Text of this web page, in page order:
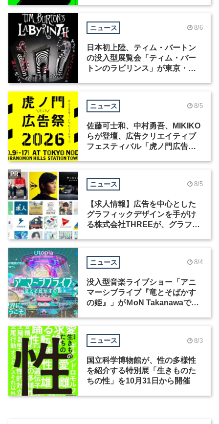
ニュース 8/6
日本初上陸、ティム・バートン
の没入型展覧会「ティム・バー
トンのラビリンス」が東京・豊
ニュース 8/5
佐藤可士和、中村勇吾、MIKIKO
らが登壇、広告クリエイティブ
フェスティバル「虎ノ門広告
ニュース 8/5
【求人情報】広告を中心とした
グラフィックデザインを手がけ
る株式会社THREEが、グラフィ
PR
ニュース 8/4
没入型音楽ライブショー「アニ
マーシブライブ『竜とそばかす
の姫』」がＭoN Takanawaで開
ニュース 8/3
国立科学博物館が、性の多様性
を紹介する特別展「生きものた
ちの性」を10月31日から開催